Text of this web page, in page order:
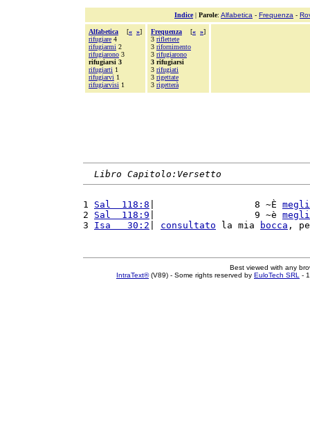
Indice| Parole: Alfabetica - Frequenza -
Alfabetica [« »]
rifugiare 4
rifugiarmi 2
rifugiarono 3
rifugiarsi 3
rifugiarti 1
rifugiarvi 1
rifugiarvisi 1
Frequenza [« »]
3 riflettete
3 rifornimento
3 rifugiarono
3 rifugiarsi
3 rifugiati
3 rigettate
3 rigetterà
Libro Capitolo:Versetto
1 Sal  118:8 |                  8 ~È
2 Sal  118:9 |                  9 ~è
3 Isa   30:2 consultato la mia bocca ,
Best viewed with any
IntraText®(V89) - Some rights reserved by EuloTech SRL -